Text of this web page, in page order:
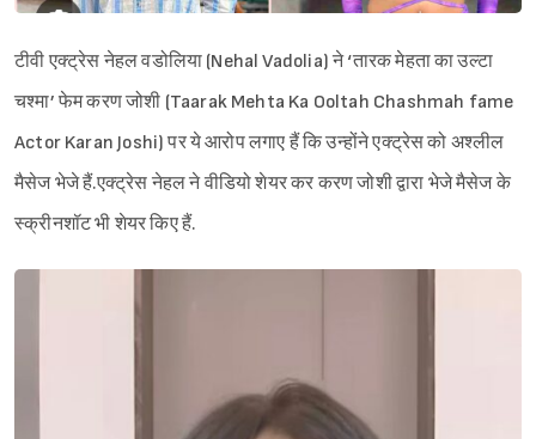
टीवी एक्ट्रेस नेहल वडोलिया (Nehal Vadolia) ने ‘तारक मेहता का उल्टा
चश्मा’ फेम करण जोशी (Taarak Mehta Ka Ooltah Chashmah fame
Actor Karan Joshi) पर ये आरोप लगाए हैं कि उन्होंने एक्ट्रेस को अश्लील
मैसेज भेजे हैं.एक्ट्रेस नेहल ने वीडियो शेयर कर करण जोशी द्वारा भेजे मैसेज के
स्क्रीनशॉट भी शेयर किए हैं.